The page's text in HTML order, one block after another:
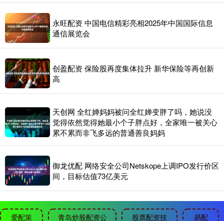
永旺配资 中国电信精彩亮相2025年中国国际信息
通信展览会
创盈配资 保险股再度集体拉升 新华保险等再创新
高
天创网 全红婵妈妈被问全红婵变胖了吗，她说没
觉得依然觉得她最小个子胖点好，全家唯一被关心
累不累而非飞多远的普通善良妈妈
御龙优配 网络安全公司Netskope上调IPO发行价区
间，目标估值73亿美元
爱配策 青岛炒股配资公 股票配资技 易配